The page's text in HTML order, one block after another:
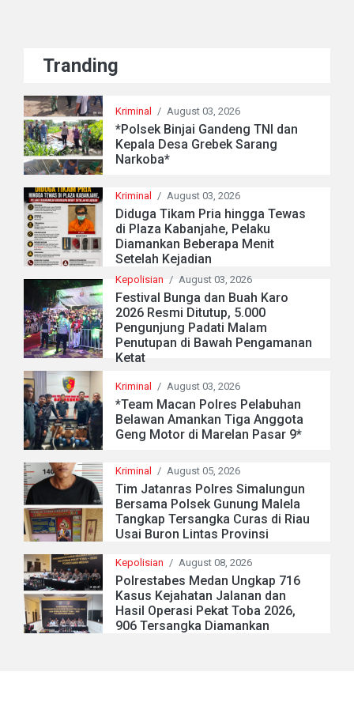
Tranding
Kriminal / August 03, 2026
*Polsek Binjai Gandeng TNI dan
Kepala Desa Grebek Sarang
Narkoba*
Kriminal / August 03, 2026
Diduga Tikam Pria hingga Tewas
di Plaza Kabanjahe, Pelaku
Diamankan Beberapa Menit
Setelah Kejadian
Kepolisian / August 03, 2026
Festival Bunga dan Buah Karo
2026 Resmi Ditutup, 5.000
Pengunjung Padati Malam
Penutupan di Bawah Pengamanan
Ketat
Kriminal / August 03, 2026
*Team Macan Polres Pelabuhan
Belawan Amankan Tiga Anggota
Geng Motor di Marelan Pasar 9*
Kriminal / August 05, 2026
Tim Jatanras Polres Simalungun
Bersama Polsek Gunung Malela
Tangkap Tersangka Curas di Riau
Usai Buron Lintas Provinsi
Kepolisian / August 08, 2026
Polrestabes Medan Ungkap 716
Kasus Kejahatan Jalanan dan
Hasil Operasi Pekat Toba 2026,
906 Tersangka Diamankan